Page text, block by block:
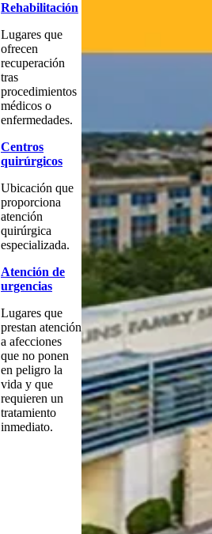
Rehabilitación
Lugares que
ofrecen
recuperación
tras
procedimientos
médicos o
enfermedades.
Centros
quirúrgicos
Ubicación que
proporciona
atención
quirúrgica
especializada.
Atención de
urgencias
Lugares que
prestan atención
a afecciones
que no ponen
en peligro la
vida y que
requieren un
tratamiento
inmediato.